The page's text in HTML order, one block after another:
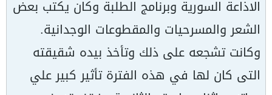
الاذاعة السورية وبرنامج الطلبة وكان يكتب بعض
الشعر والمسرحيات والمقطوعات الوجدانية.
وكانت تشجعه على ذلك وتأخذ بيده شقيقته
التى كان لها في هذه الفترة تأثير كبير علي